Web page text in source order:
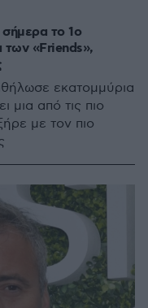
το 1ο
των «Friends»,
εκατομμύρια
μια από τις πιο
με τον πιο